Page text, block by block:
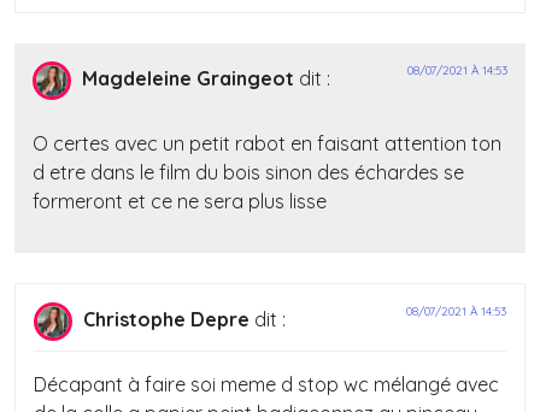
Magdeleine Graingeot dit : 08/07/2021 À 14:53
O certes avec un petit rabot en faisant attention ton
d etre dans le film du bois sinon des échardes se
formeront et ce ne sera plus lisse
Christophe Depre dit : 08/07/2021 À 14:53
Décapant à faire soi meme d stop wc mélangé avec